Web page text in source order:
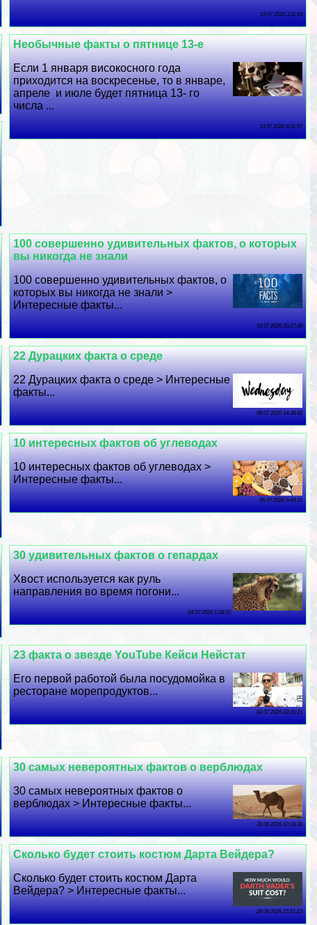
15 07 2026 3:11:19
Необычные факты о пятнице 13-е
Если 1 января високосного года
приходится на воскресенье, то в январе,
апреле и июле будет пятница 13- го
числа ...
13 07 2026 8:31:57
100 совершенно удивительных фактов, о которых
вы никогда не знали
100 совершенно удивительных фактов, о
которых вы никогда не знали >
Интересные факты...
10 07 2026 20:37:38
22 Дypaцких факта о среде
22 Дypaцких факта о среде > Интересные
факты...
08 07 2026 14:38:42
10 интересных фактов об углеводах
10 интересных фактов об углеводах >
Интересные факты...
06 07 2026 9:49:31
30 удивительных фактов о гепардах
Хвост используется как руль
направления во время погони...
04 07 2026 1:28:10
23 факта о звезде YouTube Кейси Нейстат
Его первой работой была посудомойка в
ресторане морепродуктов...
02 07 2026 22:26:21
30 самых невероятных фактов о верблюдах
30 самых невероятных фактов о
верблюдах > Интересные факты...
30 06 2026 10:18:36
Сколько будет стоить костюм Дарта Вейдера?
Сколько будет стоить костюм Дарта
Вейдера? > Интересные факты...
28 06 2026 15:51:23